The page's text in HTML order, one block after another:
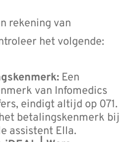
rekening van
het volgende:
Een
van Infomedics
eindigt altijd op 071.
betalingskenmerk bij
assistent Ella.